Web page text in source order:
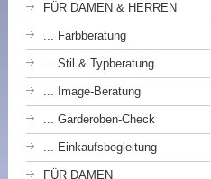
FÜR DAMEN & HERREN
... Farbberatung
... Stil & Typberatung
... Image-Beratung
... Garderoben-Check
... Einkaufsbegleitung
FÜR DAMEN